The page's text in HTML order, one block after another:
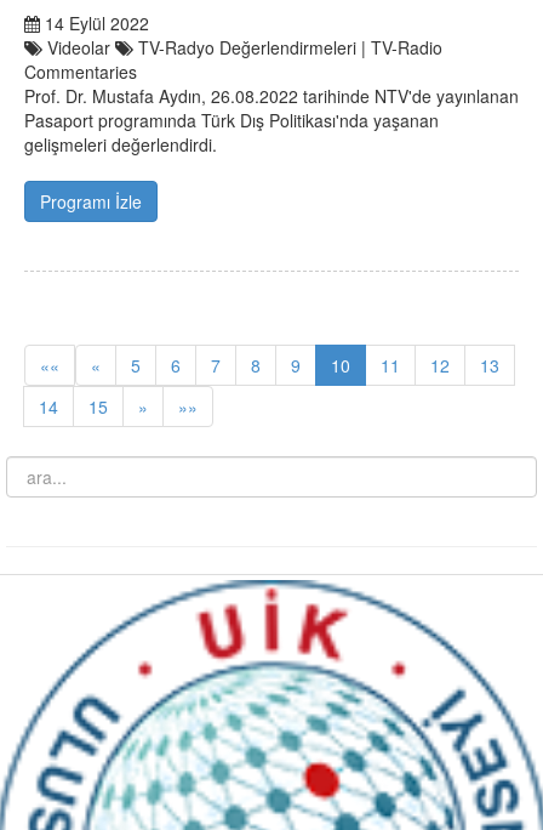
14 Eylül 2022
Videolar
TV-Radyo Değerlendirmeleri | TV-Radio
Commentaries
Prof. Dr. Mustafa Aydın, 26.08.2022 tarihinde NTV'de yayınlanan
Pasaport programında Türk Dış Politikası'nda yaşanan
gelişmeleri değerlendirdi.
Programı İzle
«« « 5 6 7 8 9 10 11 12
13
14
15 » »»